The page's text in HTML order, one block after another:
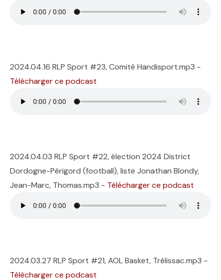
2024.04.16 RLP Sport #23, Comité Handisport.mp3 -
Télécharger ce podcast
2024.04.03 RLP Sport #22, élection 2024 District
Dordogne-Périgord (football), liste Jonathan Blondy,
Jean-Marc, Thomas.mp3 - Télécharger ce podcast
2024.03.27 RLP Sport #21, AOL Basket, Trélissac.mp3 -
Télécharger ce podcast